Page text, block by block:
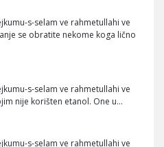
s-selam ve rahmetullahi ve
se obratite nekome koga lično
s-selam ve rahmetullahi ve
nije korišten etanol. One u…
s-selam ve rahmetullahi ve